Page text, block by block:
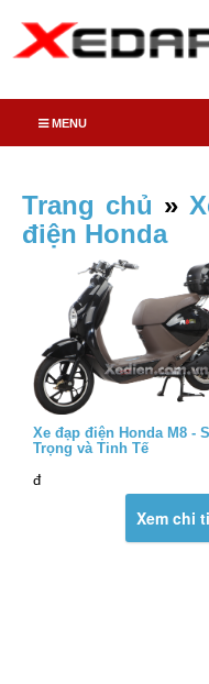
MENU
Trang chủ »
điện Honda
Xe đạp điện Honda M8 -
Trọng và Tinh Tế
đ
Xem chi